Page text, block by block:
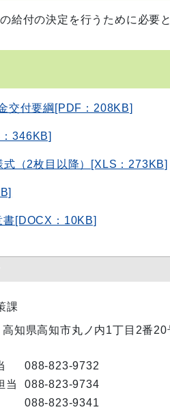
給付の決定を行うために必要
交付要綱[PDF：208KB]
346KB]
（2枚目以降）[XLS：273KB]
書[DOCX：10KB]
課
知県高知市丸ノ内1丁目2番20
088-823-9732
当
088-823-9734
088-823-9341